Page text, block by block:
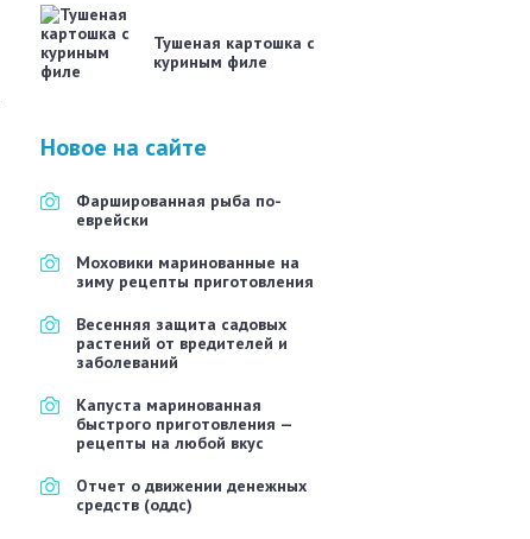
Тушеная картошка с
куриным филе
Новое на сайте
Фаршированная рыба по-
еврейски
Моховики маринованные на
зиму рецепты приготовления
Весенняя защита садовых
растений от вредителей и
заболеваний
Капуста маринованная
быстрого приготовления —
рецепты на любой вкус
Отчет о движении денежных
средств (оддс)